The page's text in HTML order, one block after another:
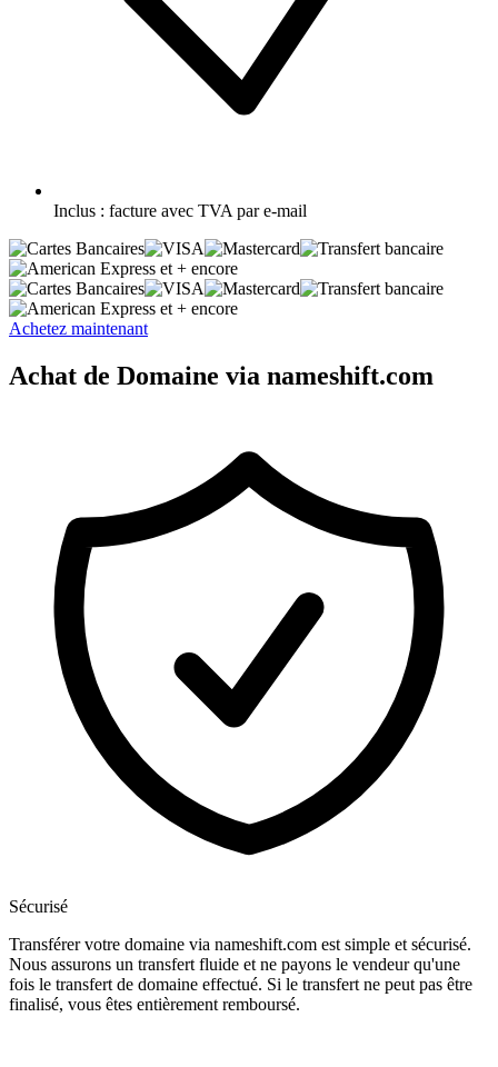
Inclus : facture avec TVA par e-mail
et + encore
et + encore
Achetez maintenant
Achat de Domaine via nameshift.com
Sécurisé
Transférer votre domaine via nameshift.com est simple et sécurisé.
Nous assurons un transfert fluide et ne payons le vendeur qu'une
fois le transfert de domaine effectué. Si le transfert ne peut pas être
finalisé, vous êtes entièrement remboursé.